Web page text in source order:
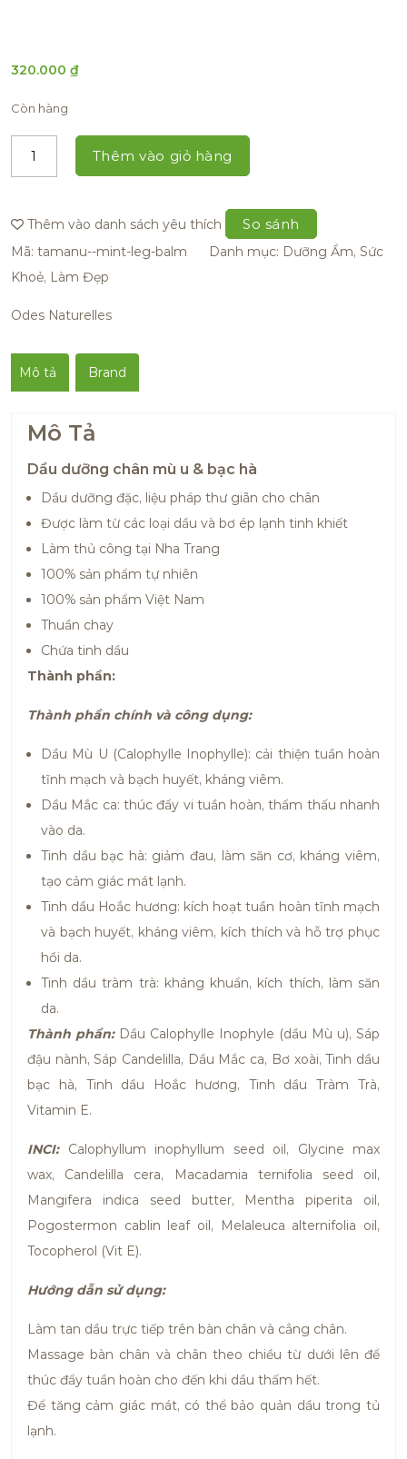
320.000 ₫
Còn hàng
Thêm vào giỏ hàng
Thêm vào danh sách yêu thích So sánh
Mã: tamanu--mint-leg-balm Danh mục: Dưỡng Ẩm, Sức
Khoẻ, Làm Đẹp
Odes Naturelles
Mô tả Brand
Mô Tả
Dầu dưỡng chân mù u & bạc hà
Dầu dưỡng đặc, liệu pháp thư giãn cho chân
Được làm từ các loại dầu và bơ ép lạnh tinh khiết
Làm thủ công tại Nha Trang
100% sản phẩm tự nhiên
100% sản phẩm Việt Nam
Thuần chay
Chứa tinh dầu
Thành phần:
Thành phần chính và công dụng:
Dầu Mù U (Calophylle Inophylle): cải thiện tuần hoàn
tĩnh mạch và bạch huyết, kháng viêm.
Dầu Mắc ca: thúc đẩy vi tuần hoàn, thẩm thấu nhanh
vào da.
Tinh dầu bạc hà: giảm đau, làm săn cơ, kháng viêm,
tạo cảm giác mát lạnh.
Tinh dầu Hoắc hương: kích hoạt tuần hoàn tĩnh mạch
và bạch huyết, kháng viêm, kích thích và hỗ trợ phục
hồi da.
Tinh dầu tràm trà: kháng khuẩn, kích thích, làm săn
da.
Thành phần:Dầu Calophylle Inophyle (dầu Mù u), Sáp
đậu nành, Sáp Candelilla, Dầu Mắc ca, Bơ xoài, Tinh dầu
bạc hà, Tinh dầu Hoắc hương, Tinh dầu Tràm Trà,
Vitamin E.
INCI:Calophyllum inophyllum seed oil, Glycine max
wax, Candelilla cera, Macadamia ternifolia seed oil,
Mangifera indica seed butter, Mentha piperita oil,
Pogostermon cablin leaf oil, Melaleuca alternifolia oil,
Tocopherol (Vit E).
Hướng dẫn sử dụng:
Làm tan dầu trực tiếp trên bàn chân và cẳng chân.
Massage bàn chân và chân theo chiều từ dưới lên để
thúc đẩy tuần hoàn cho đến khi dầu thấm hết.
Để tăng cảm giác mát, có thể bảo quản dầu trong tủ
lạnh.